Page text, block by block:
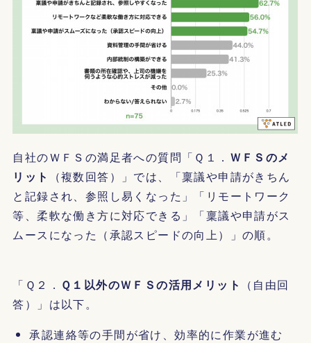
自社のＷＦＳの満足者への質問「Ｑ１． ＷＦＳのメ
リット
（複数回答）」では、「稟議や申請がきちん
と記録され、参照し易くなった」「リモートワーク
等、柔軟な働き方に対応できる」「稟議や申請がス
ムースになった（承認スピードの向上）」の順。
「Ｑ２． Ｑ１以外のＷＦＳの活用メリット
（自由回
答）」は以下。
承認連絡等の手間が省け、効率的に作業が進む